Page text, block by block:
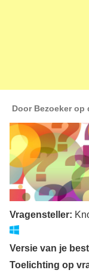
Door Bezoekerop
Vragensteller:
Versie van je
Toelichting op